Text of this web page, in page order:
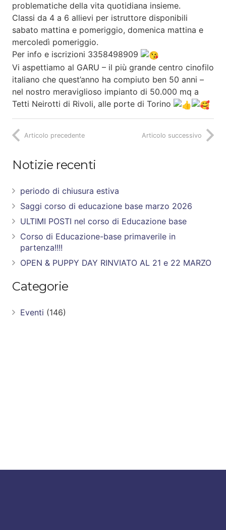
problematiche della vita quotidiana insieme.
Classi da 4 a 6 allievi per istruttore disponibili
sabato mattina e pomeriggio, domenica mattina e
mercoledì pomeriggio.
Per info e iscrizioni 3358498909
Vi aspettiamo al GARU – il più grande centro cinofilo
italiano che quest’anno ha compiuto ben 50 anni –
nel nostro meraviglioso impianto di 50.000 mq a
Tetti Neirotti di Rivoli, alle porte di Torino
Articolo precedente Articolo successivo
Notizie recenti
periodo di chiusura estiva
Saggi corso di educazione base marzo 2026
ULTIMI POSTI nel corso di Educazione base
Corso di Educazione-base primaverile in
partenza!!!!
OPEN & PUPPY DAY RINVIATO AL 21 e 22 MARZO
Categorie
Eventi (146)